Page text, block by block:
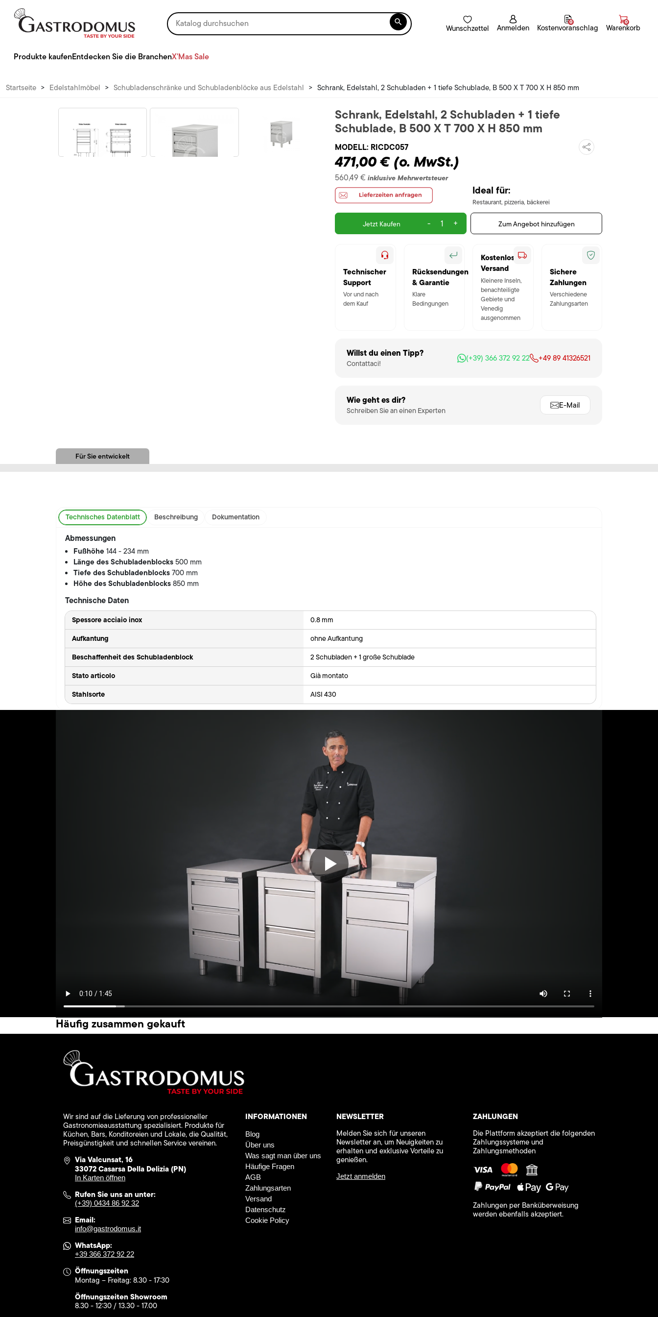

Wunschzettel Anmelden Kostenvoranschlag
0
Warenkorb
0
Produkte kaufenEntdecken Sie die BranchenX'Mas Sale
Startseite > Edelstahlmöbel > Schubladenschränke und Schubladenblöcke aus Edelstahl > Schrank, Edelstahl, 2 Schubladen + 1 tiefe Schublade, B 500 X T 700 X H 850 mm
Schrank, Edelstahl, 2 Schubladen + 1 tiefe
Schublade, B 500 X T 700 X H 850 mm
MODELL: RICDC057
471,00 € (o. MwSt.)
560,49 € inklusive Mehrwertsteuer
Ideal für:
Restaurant, pizzeria, bäckerei
Jetzt Kaufen - + Zum Angebot hinzufügen
Technischer
Support
Vor und nach
dem Kauf
Rücksendungen
& Garantie
Klare
Bedingungen
Kostenloser
Versand
Kleinere Inseln,
benachteiligte
Gebiete und
Venedig
ausgenommen
Sichere
Zahlungen
Verschiedene
Zahlungsarten
Willst du einen Tipp?
Contattaci!
(+39) 366 372 92 22 +49 89 41326521
Wie geht es dir?
Schreiben Sie an einen Experten
E-Mail
Für Sie entwickelt
Technisches Datenblatt Beschreibung Dokumentation
Abmessungen
Fußhöhe144 - 234 mm
Länge des Schubladenblocks500 mm
Tiefe des Schubladenblocks700 mm
Höhe des Schubladenblocks850 mm
Technische Daten
Spessore acciaio inox 0.8 mm
Aufkantung ohne Aufkantung
Beschaffenheit des Schubladenblock 2 Schubladen + 1 große Schublade
Stato articolo Già montato
Stahlsorte AISI 430
Häufig zusammen gekauft
Wir sind auf die Lieferung von professioneller
Gastronomieausstattung spezialisiert. Produkte für
Küchen, Bars, Konditoreien und Lokale, die Qualität,
Preisgünstigkeit und schnellen Service vereinen.
Via Valcunsat, 16
33072 Casarsa Della Delizia (PN)
In Karten öffnen
Rufen Sie uns an unter:
(+39) 0434 86 92 32
Email:
info@gastrodomus.it
WhatsApp:
+39 366 372 92 22
Öffnungszeiten
Montag – Freitag: 8.30 - 17:30
Öffnungszeiten Showroom
8.30 - 12:30 / 13.30 - 17.00
INFORMATIONEN
Blog
Über uns
Was sagt man über uns
Häufige Fragen
AGB
Zahlungsarten
Versand
Datenschutz
Cookie Policy
NEWSLETTER
Melden Sie sich für unseren
Newsletter an, um Neuigkeiten zu
erhalten und exklusive Vorteile zu
genießen.
Jetzt anmelden
ZAHLUNGEN
Die Plattform akzeptiert die folgenden
Zahlungssysteme und
Zahlungsmethoden
Zahlungen per Banküberweisung
werden ebenfalls akzeptiert.